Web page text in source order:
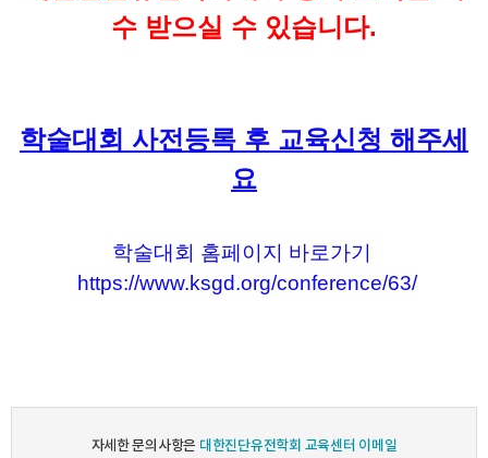
수 받으실 수 있습니다.
학술대회 사전등록 후 교육신청 해주세
요
학술대회 홈페이지 바로가기
https://www.ksgd.org/conference/63/
자세한 문의사항은 대한진단유전학회 교육센터 이메일